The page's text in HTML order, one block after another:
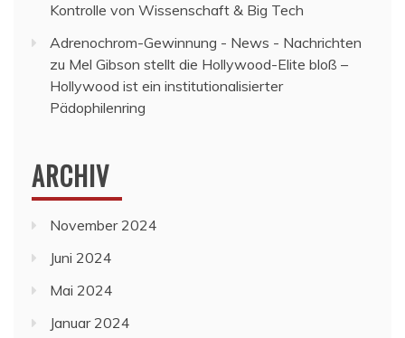
Kontrolle von Wissenschaft & Big Tech
Adrenochrom-Gewinnung - News - Nachrichten
zu Mel Gibson stellt die Hollywood-Elite bloß –
Hollywood ist ein institutionalisierter
Pädophilenring
ARCHIV
November 2024
Juni 2024
Mai 2024
Januar 2024